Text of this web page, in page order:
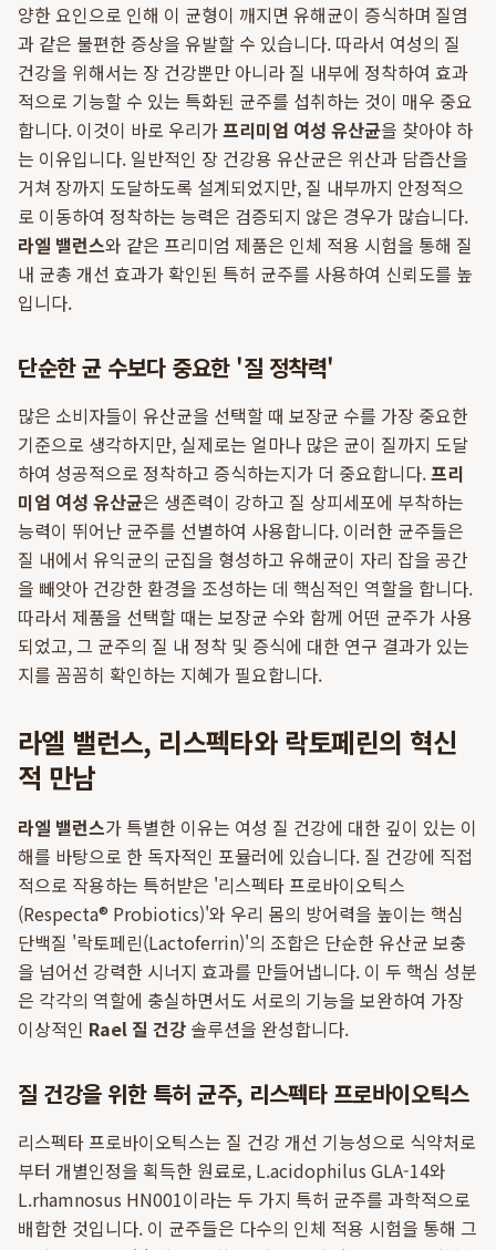
양한 요인으로 인해 이 균형이 깨지면 유해균이 증식하며 질염
과 같은 불편한 증상을 유발할 수 있습니다. 따라서 여성의 질
건강을 위해서는 장 건강뿐만 아니라 질 내부에 정착하여 효과
적으로 기능할 수 있는 특화된 균주를 섭취하는 것이 매우 중요
합니다. 이것이 바로 우리가프리미엄 여성 유산균을 찾아야 하
는 이유입니다. 일반적인 장 건강용 유산균은 위산과 담즙산을
거쳐 장까지 도달하도록 설계되었지만, 질 내부까지 안정적으
로 이동하여 정착하는 능력은 검증되지 않은 경우가 많습니다.
라엘 밸런스와 같은 프리미엄 제품은 인체 적용 시험을 통해 질
내 균총 개선 효과가 확인된 특허 균주를 사용하여 신뢰도를 높
입니다.
단순한 균 수보다 중요한 '질 정착력'
많은 소비자들이 유산균을 선택할 때 보장균 수를 가장 중요한
기준으로 생각하지만, 실제로는 얼마나 많은 균이 질까지 도달
하여 성공적으로 정착하고 증식하는지가 더 중요합니다.프리
미엄 여성 유산균은 생존력이 강하고 질 상피세포에 부착하는
능력이 뛰어난 균주를 선별하여 사용합니다. 이러한 균주들은
질 내에서 유익균의 군집을 형성하고 유해균이 자리 잡을 공간
을 빼앗아 건강한 환경을 조성하는 데 핵심적인 역할을 합니다.
따라서 제품을 선택할 때는 보장균 수와 함께 어떤 균주가 사용
되었고, 그 균주의 질 내 정착 및 증식에 대한 연구 결과가 있는
지를 꼼꼼히 확인하는 지혜가 필요합니다.
라엘 밸런스, 리스펙타와 락토페린의 혁신
적 만남
라엘 밸런스가 특별한 이유는 여성 질 건강에 대한 깊이 있는 이
해를 바탕으로 한 독자적인 포뮬러에 있습니다. 질 건강에 직접
적으로 작용하는 특허받은 '리스펙타 프로바이오틱스
(Respecta® Probiotics)'와 우리 몸의 방어력을 높이는 핵심
단백질 '락토페린(Lactoferrin)'의 조합은 단순한 유산균 보충
을 넘어선 강력한 시너지 효과를 만들어냅니다. 이 두 핵심 성분
은 각각의 역할에 충실하면서도 서로의 기능을 보완하여 가장
이상적인 Rael 질 건강 솔루션을 완성합니다.
질 건강을 위한 특허 균주, 리스펙타 프로바이오틱스
리스펙타 프로바이오틱스는 질 건강 개선 기능성으로 식약처로
부터 개별인정을 획득한 원료로, L.acidophilus GLA-14와
L.rhamnosus HN001이라는 두 가지 특허 균주를 과학적으로
배합한 것입니다. 이 균주들은 다수의 인체 적용 시험을 통해 그